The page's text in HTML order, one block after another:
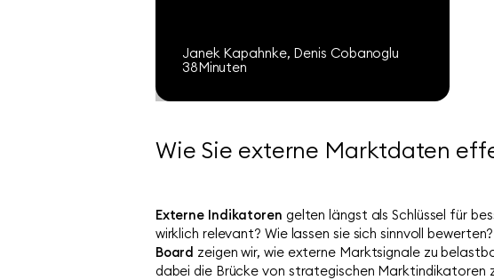
Janek Kapahnke Denis Cobanoglu
38Minuten
Direkt zum Webinar
Wie Sie externe Marktdaten
Externe Indikatoren gelten längst als Schlüssel für
wirklich relevant? Wie lassen sie sich sinnvoll
Board zeigen wir, wie externe Marktsignale zu
dabei die Brücke von strategischen Marktindikatoren